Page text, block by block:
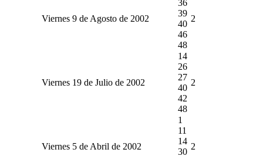
Viernes 9 de Agosto de 2002
36
39
40
46
48
2
Viernes 19 de Julio de 2002
14
26
27
40
42
48
2
Viernes 5 de Abril de 2002
1
11
14
30
2